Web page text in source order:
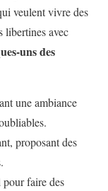
veulent vivre des
libertines avec
uns des
une ambiance
proposant des
faire des